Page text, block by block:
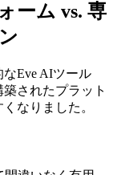
ーム vs. 専
Eve AIツール
されたプラット
なりました。